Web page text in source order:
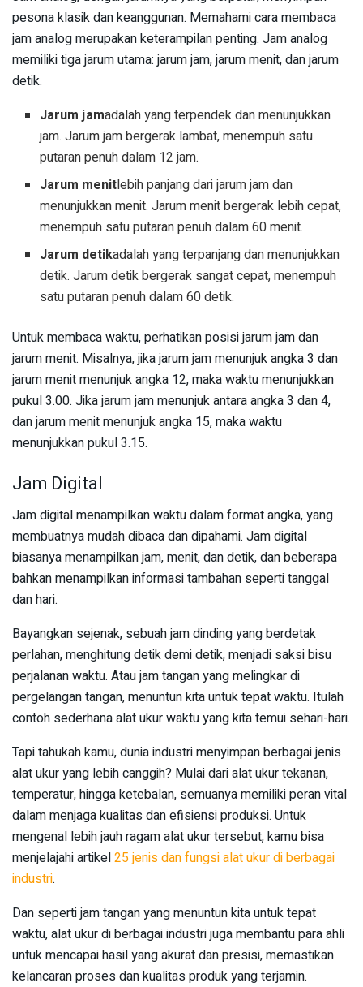
pesona klasik dan keanggunan. Memahami cara membaca
jam analog merupakan keterampilan penting. Jam analog
memiliki tiga jarum utama: jarum jam, jarum menit, dan jarum
detik.
Jarum jamadalah yang terpendek dan menunjukkan
jam. Jarum jam bergerak lambat, menempuh satu
putaran penuh dalam 12 jam.
Jarum menitlebih panjang dari jarum jam dan
menunjukkan menit. Jarum menit bergerak lebih cepat,
menempuh satu putaran penuh dalam 60 menit.
Jarum detikadalah yang terpanjang dan menunjukkan
detik. Jarum detik bergerak sangat cepat, menempuh
satu putaran penuh dalam 60 detik.
Untuk membaca waktu, perhatikan posisi jarum jam dan
jarum menit. Misalnya, jika jarum jam menunjuk angka 3 dan
jarum menit menunjuk angka 12, maka waktu menunjukkan
pukul 3.00. Jika jarum jam menunjuk antara angka 3 dan 4,
dan jarum menit menunjuk angka 15, maka waktu
menunjukkan pukul 3.15.
Jam Digital
Jam digital menampilkan waktu dalam format angka, yang
membuatnya mudah dibaca dan dipahami. Jam digital
biasanya menampilkan jam, menit, dan detik, dan beberapa
bahkan menampilkan informasi tambahan seperti tanggal
dan hari.
Bayangkan sejenak, sebuah jam dinding yang berdetak
perlahan, menghitung detik demi detik, menjadi saksi bisu
perjalanan waktu. Atau jam tangan yang melingkar di
pergelangan tangan, menuntun kita untuk tepat waktu. Itulah
contoh sederhana alat ukur waktu yang kita temui sehari-hari.
Tapi tahukah kamu, dunia industri menyimpan berbagai jenis
alat ukur yang lebih canggih? Mulai dari alat ukur tekanan,
temperatur, hingga ketebalan, semuanya memiliki peran vital
dalam menjaga kualitas dan efisiensi produksi. Untuk
mengenal lebih jauh ragam alat ukur tersebut, kamu bisa
menjelajahi artikel25 jenis dan fungsi alat ukur di berbagai
industri.
Dan seperti jam tangan yang menuntun kita untuk tepat
waktu, alat ukur di berbagai industri juga membantu para ahli
untuk mencapai hasil yang akurat dan presisi, memastikan
kelancaran proses dan kualitas produk yang terjamin.